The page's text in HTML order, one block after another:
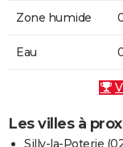
Zone humide
Eau
Les villes à
Silly-la-Poterie